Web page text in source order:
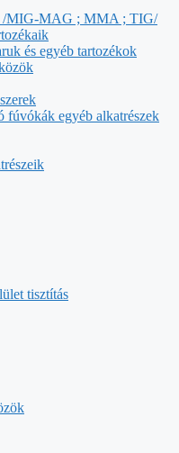
/MIG-MAG ; MMA ; TIG/
és egyéb tartozékok
fúvókák egyéb alkatrészek
tisztítás